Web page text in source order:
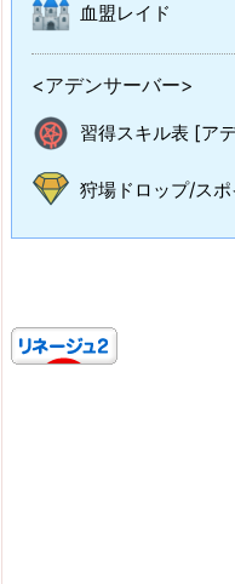
血盟レイド
<アデンサーバー>
習得スキル表 [ア
狩場ドロップ/ス